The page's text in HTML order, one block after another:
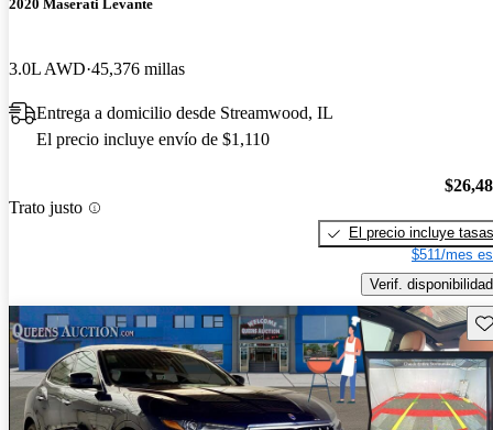
2020 Maserati Levante
3.0L AWD 45,376 millas
Entrega a domicilio desde Streamwood, IL
El precio incluye envío de $1,110
Trato justo
El precio incluye tasas
$511/mes
Verif. disponibilidad